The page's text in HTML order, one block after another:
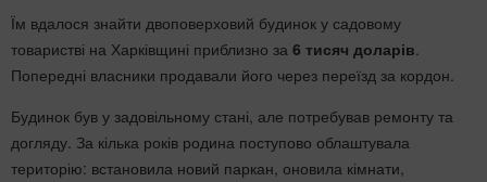
Їм вдалося знайти двоповерховий будинок у садовому
товаристві на Харківщині приблизно за 6 тисяч доларів.
Попередні власники продавали його через переїзд за кордон.
Будинок був у задовільному стані, але потребував ремонту та
догляду. За кілька років родина поступово облаштувала
територію: встановила новий паркан, оновила кімнати,